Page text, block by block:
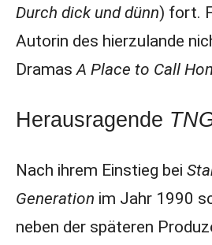
Durch dick und dünn) fort.
Autorin des hierzulande
DramasA Place to Call
Herausragende
Nach ihrem Einstieg bei
Generation im Jahr 1990
neben der späteren